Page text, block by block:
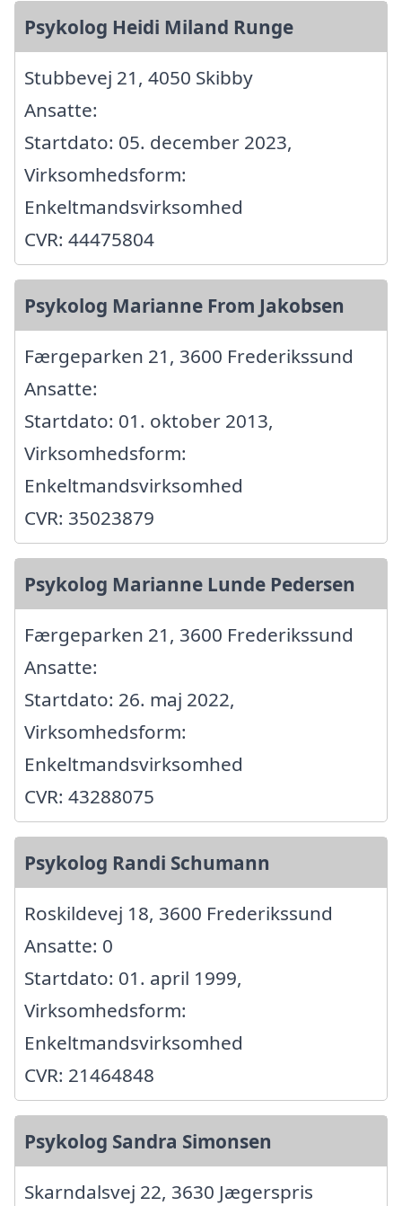
Psykolog Heidi Miland Runge
Stubbevej 21, 4050 Skibby
Ansatte:
Startdato: 05. december 2023,
Virksomhedsform:
Enkeltmandsvirksomhed
CVR: 44475804
Psykolog Marianne From Jakobsen
Færgeparken 21, 3600 Frederikssund
Ansatte:
Startdato: 01. oktober 2013,
Virksomhedsform:
Enkeltmandsvirksomhed
CVR: 35023879
Psykolog Marianne Lunde Pedersen
Færgeparken 21, 3600 Frederikssund
Ansatte:
Startdato: 26. maj 2022,
Virksomhedsform:
Enkeltmandsvirksomhed
CVR: 43288075
Psykolog Randi Schumann
Roskildevej 18, 3600 Frederikssund
Ansatte: 0
Startdato: 01. april 1999,
Virksomhedsform:
Enkeltmandsvirksomhed
CVR: 21464848
Psykolog Sandra Simonsen
Skarndalsvej 22, 3630 Jægerspris